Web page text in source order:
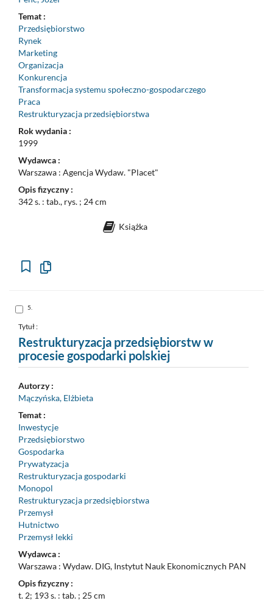
Temat :
Przedsiębiorstwo
Rynek
Marketing
Organizacja
Konkurencja
Transformacja systemu społeczno-gospodarczego
Praca
Restrukturyzacja przedsiębiorstwa
Rok wydania :
1999
Wydawca :
Warszawa : Agencja Wydaw. "Placet"
Opis fizyczny :
342 s. : tab., rys. ; 24 cm
Książka
Kopiuj
Skocz
nr
5
5.
Tytuł :
Restrukturyzacja przedsiębiorstw w
procesie gospodarki polskiej
Autorzy :
Mączyńska, Elżbieta
Temat :
Inwestycje
Przedsiębiorstwo
Gospodarka
Prywatyzacja
Restrukturyzacja gospodarki
Monopol
Restrukturyzacja przedsiębiorstwa
Przemysł
Hutnictwo
Przemysł lekki
Wydawca :
Warszawa : Wydaw. DIG, Instytut Nauk Ekonomicznych PAN
Opis fizyczny :
t. 2; 193 s. : tab. ; 25 cm